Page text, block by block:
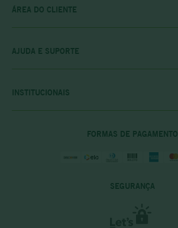
ÁREA DO CLIENTE
AJUDA E SUPORTE
PRIVACIDADE E SEGURANÇA
INSTITUCIONAIS
FORMAS DE PAGAMENTO
SEGURANÇA